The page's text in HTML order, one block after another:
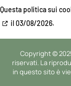
Questa politica sui
il 03/08/2026.
Copyright ©
riservati. La
in questo sito è